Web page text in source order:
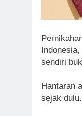
sendiri
Hantaran
sejak